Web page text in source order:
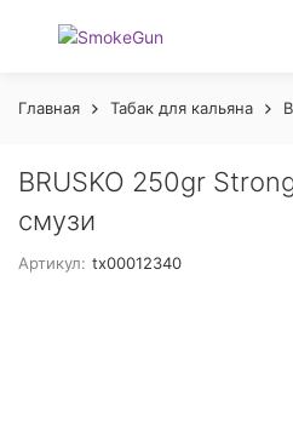
Главная Табак для кальяна
BRUSKO 250gr
смузи
Артикул: tx00012340